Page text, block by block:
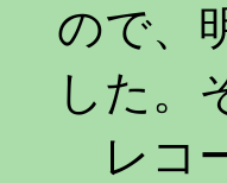
ので、
した。
レコ